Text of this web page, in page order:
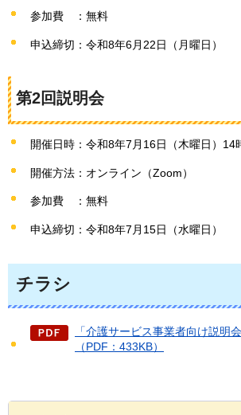
参加費 ： 無料
申込締切：令和8年6月22日（月曜日）
第2回説明会
開催日時：令和8年7月16日（木曜日）14
開催方法：オンライン（Zoom）
参加費 ：無料
申込締切：令和8年7月15日（水曜日）
チラシ
「介護サービス事業者向け説明
（PDF：433KB）